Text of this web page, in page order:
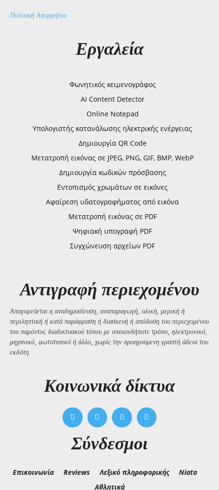
Πολιτική Απορρήτου
Εργαλεία
Φωνητικός κειμενογράφος
AI Content Detector
Online Notepad
Υπολογιστής κατανάλωσης ηλεκτρικής ενέργειας
Δημιουργία QR Code
Μετατροπή εικόνας σε JPEG, PNG, GIF, BMP, WebP
Δημιουργία κωδικών πρόσβασης
Εντοπισμός χρωμάτων σε εικόνες
Αφαίρεση υδατογραφήματος από εικόνα
Μετατροπή εικόνας σε PDF
Ψηφιακή υπογραφή PDF
Συγχώνευση αρχείων PDF
Αντιγραφή περιεχομένου
Απαγορεύεται η αναδημοσίευση, αναπαραγωγή, ολική, μερική ή
περιληπτική ή κατά παράφραση ή διασκευή ή απόδοση του περιεχομένου
του παρόντος διαδικτυακού τόπου με οποιονδήποτε τρόπο, ηλεκτρονικό,
μηχανικό, φωτοτυπικό ή άλλο, χωρίς την προηγούμενη γραπτή άδεια του
εκδότη.
Kοινωνικά δίκτυα
Σύνδεσμοι
Επικοινωνία Reviews Λεξικό πληροφορικής
Niata
Αθλητικά